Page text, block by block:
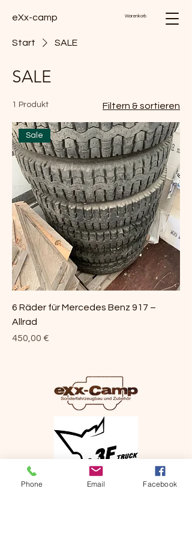
eXx-camp Warenkorb
Start SALE
SALE
1 Produkt Filtern & sortieren
Sale
6 Räder für Mercedes Benz 917 –
Allrad
Preis
450,00 €
Phone Email Facebook